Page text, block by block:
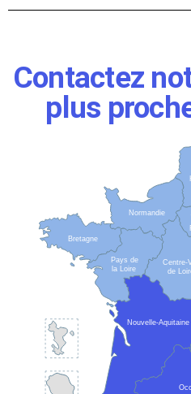
Contactez
plus
Nouvelle-Aquitaine
Bretagne
Centre-
de
Normandie
Pays de
la Loire